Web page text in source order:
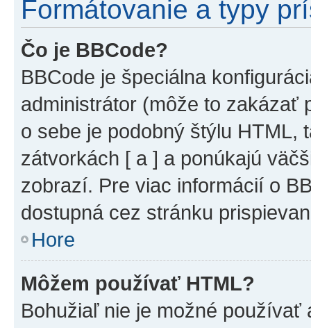
Formátovanie a typy
Čo je BBCode?
BBCode je špeciálna
administrátor (môže to zakázať
o sebe je podobný štýlu HTML,
zátvorkách [ a ] a ponúkajú
zobrazí. Pre viac informácií o
dostupná cez stránku
Hore
Môžem používať HTML?
Bohužiaľ nie je možné